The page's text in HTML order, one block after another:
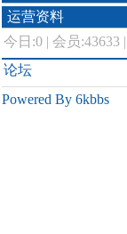
运营资料
今日:0 | 会员:43633 |
论坛
Powered By 6kbbs